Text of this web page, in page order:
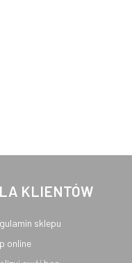
KLIENTÓW
sklepu
online